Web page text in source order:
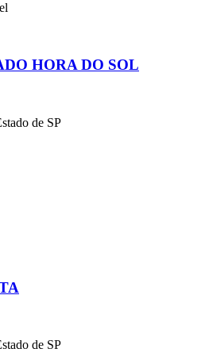
HORA DO SOL
de SP
de SP